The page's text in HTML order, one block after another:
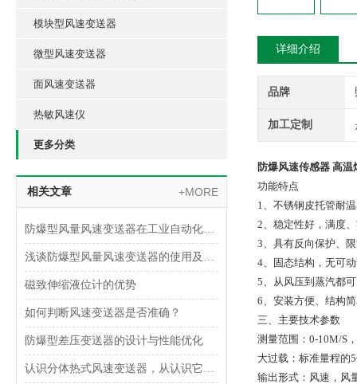
模块型风速变送器
微型风速变送器
面风速变送器
热敏风速仪
更多分类
相关文章 +MORE
防爆型风量风速变送器在工业自动化中的应用领域
浅谈防爆型风量风速变送器的使用及安装注意事项
磁致伸缩液位计的优势
如何判断风速变送器是否准确？
防爆型差压变送器的设计与性能优化
认识分体热式风速变送器，从认识它的功能特点开始
详细介绍
品牌
加工定制
防爆风速传感器 高
功能特点
1、不锈钢皮托管耐
2、稳定性好，满度
3、具有反向保护、
4、固态结构，无可
5、从风压到蒸汽都
6、安装方便、结构
三、主要技术参数
测量范围：0-10M/S
大过载：标准量程的
输出形式：风速，风